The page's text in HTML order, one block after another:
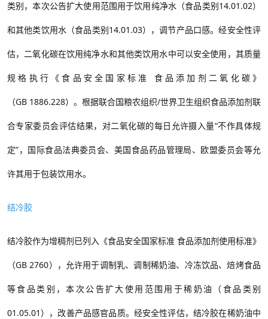
类别，本次公告扩大使用范围用于饮用纯净水 （食品类别14.01 .02）
和其他类饮用水（食品类别14.01 .03），调节产品口感。经安全性评
估，二氧化碳在饮用纯净水和其他类饮用水中可以安全使用 ， 其质量
规格执行《食品安全国家标准 食品添加剂 二氧化碳》
（GB 1886.228） 。 根据联合国粮农组织/世界卫生组织食品添加剂联
合专家委员会评估结果，对二氧化碳的每日允许摄入量“不作具体规
定”，国际食品法典委员会、美国食品药品管理局、欧盟委员会等允
许其用于包装饮用水。
结冷胶
结冷胶作为增稠剂已列入 《食品安全国家标准 食品添加剂使用标准》
（GB 2760） ，允许用于调制乳、调制稀奶油、冷冻饮品、焙烤食品
等食品类别 ，本次公告扩大使用范围用于稀奶油（食品类别
01.05.01），改善产品感官品质。经安全性评估，结冷胶在稀奶油中